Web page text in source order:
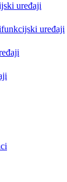
uređaji
uređaji